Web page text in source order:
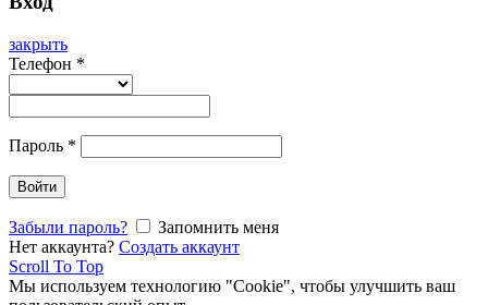
закрыть
Телефон *
Пароль *
Войти
Забыли пароль?
Запомнить меня
Нет аккаунта? Создать аккаунт
Scroll To Top
Мы используем технологию "Cookie", чтобы улучшить ваш